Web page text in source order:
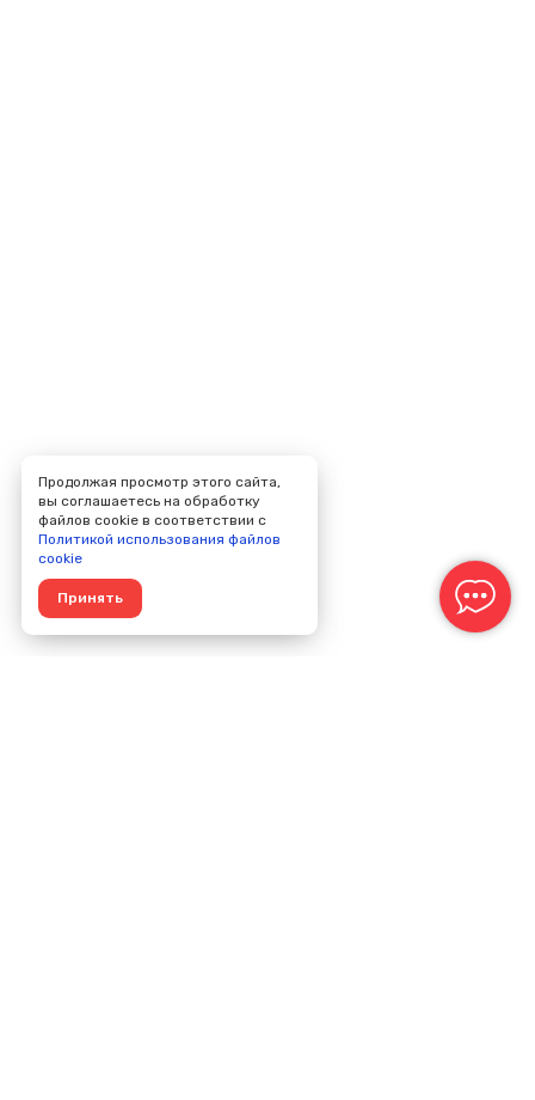
Продолжая просмотр этого сайта,
вы соглашаетесь на обработку
файлов cookie в соответствии с
Политикой использования файлов
cookie
Принять